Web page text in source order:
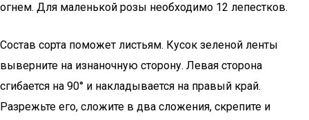
огнем. Для маленькой розы необходимо 12 лепестков.
Состав сорта поможет листьям. Кусок зеленой ленты
выверните на изнаночную сторону. Левая сторона
сгибается на 90° и накладывается на правый край.
Разрежьте его, сложите в два сложения, скрепите и